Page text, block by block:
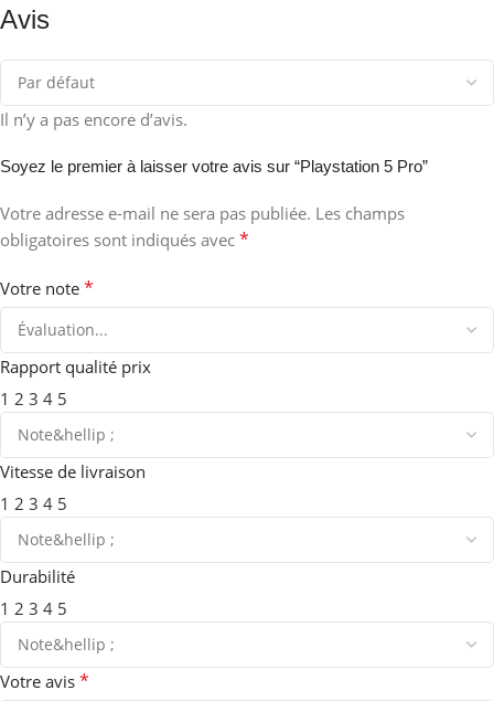
Avis
Il n’y a pas encore d’avis.
Soyez le premier à laisser votre avis sur “Playstation 5 Pro”
Votre adresse e-mail ne sera pas publiée. Les champs
obligatoires sont indiqués avec *
Votre note *
Rapport qualité prix
1 2 3 4 5
Vitesse de livraison
1 2 3 4 5
Durabilité
1 2 3 4 5
Votre avis *